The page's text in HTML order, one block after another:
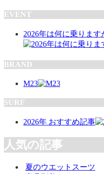
EVENT
2026年は何に乗ります
BRAND
M23
SURF
2026年 おすすめ記事
人気の記事
夏のウエットスーツ